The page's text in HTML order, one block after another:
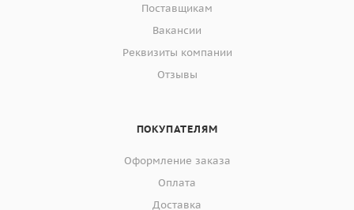
Поставщикам
Вакансии
Реквизиты компании
Отзывы
ПОКУПАТЕЛЯМ
Оформление заказа
Оплата
Доставка